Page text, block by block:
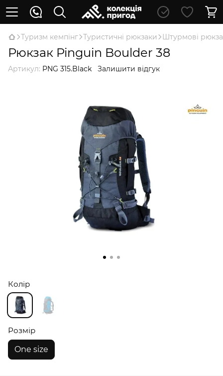
Туризм кемпінг Туристичні рюкзаки Штурмові
Рюкзак Pinguin Boulder 38
Артикул: PNG 315.Black Залишити відгук
Колір
Розмір
One size